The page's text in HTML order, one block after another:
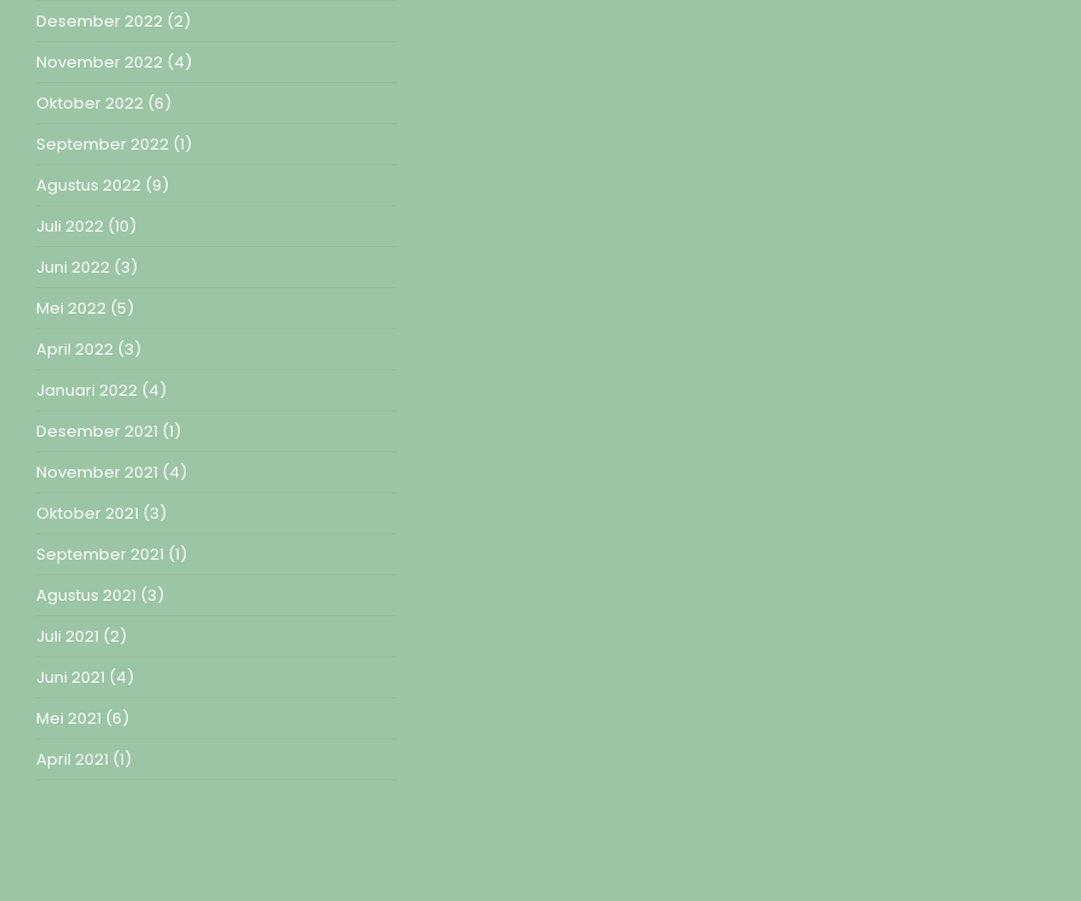
Desember 2022 (2)
November 2022 (4)
Oktober 2022 (6)
September 2022 (1)
Agustus 2022 (9)
Juli 2022 (10)
Juni 2022 (3)
Mei 2022 (5)
April 2022 (3)
Januari 2022 (4)
Desember 2021 (1)
November 2021 (4)
Oktober 2021 (3)
September 2021 (1)
Agustus 2021 (3)
Juli 2021 (2)
Juni 2021 (4)
Mei 2021 (6)
April 2021 (1)